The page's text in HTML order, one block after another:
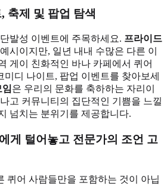
축제 및 팝업 탐색
발성 이벤트에 주목하세요. 프라이드
시이지만, 일년 내내 수많은 다른 이
게이 친화적인 바나 카페에서 퀴어
미디 나이트, 팝업 이벤트를 찾아보세
은 우리의 문화를 축하하는 자리이
고 커뮤니티의 집단적인 기쁨을 느낄
넘치는 분위기를 제공합니다.
게 털어놓고 전문가의 조언 고
퀴어 사람들만을 포함하는 것이 아닙